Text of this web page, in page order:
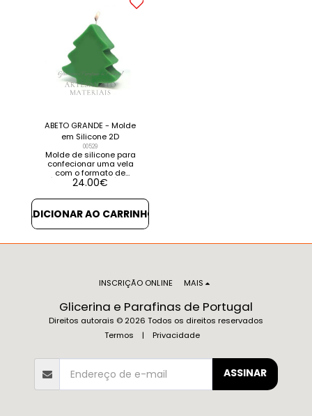
ABETO GRANDE - Molde
em Silicone 2D
00529
Molde de silicone para
confecionar uma vela
com o formato de
Árvore de Natal. É um
resistente e anti-
aderente. Poderá
decorar o seu trabalho
com micas e glitter de
um brilho diferente ou
trabalhar com outros
materiais tais como
parafina, sabão
caseiro, glicerina...
Medidas: Largura: + -
24.00€
ADICIONAR AO CARRINHO
Glicerina e Parafinas de Portugal
Direitos autorais © 2026 Todos os direitos reservados
Termos | Privacidade
INSCRIÇÃO ONLINE MAIS
ASSINAR